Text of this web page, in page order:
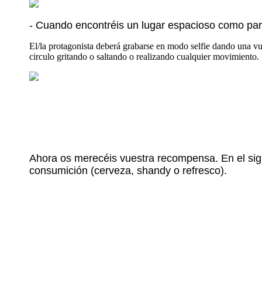
- Cuando encontréis un lugar espacioso como
El/la protagonista deberá grabarse en modo selfie dando una
circulo gritando o saltando o realizando cualquier movimiento.
Ahora os merecéis vuestra recompensa. En el
consumición (cerveza, shandy o refresco).